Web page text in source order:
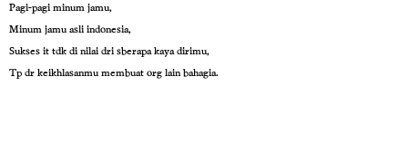
Pagi-pagi minum jamu,
Minum jamu asli indonesia,
Sukses it tdk di nilai dri sberapa kaya dirimu,
Tp dr keikhlasanmu membuat org lain bahagia.